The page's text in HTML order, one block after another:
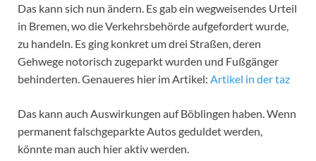
Das kann sich nun ändern. Es gab ein wegweisendes Urteil
in Bremen, wo die Verkehrsbehörde aufgefordert wurde,
zu handeln. Es ging konkret um drei Straßen, deren
Gehwege notorisch zugeparkt wurden und Fußgänger
behinderten. Genaueres hier im Artikel: Artikel in der taz
Das kann auch Auswirkungen auf Böblingen haben. Wenn
permanent falschgeparkte Autos geduldet werden,
könnte man auch hier aktiv werden.